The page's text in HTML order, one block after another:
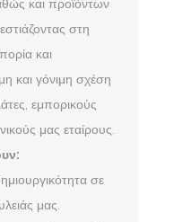
και προϊόντων
στη
και
και γόνιμη σχέση
εμπορικούς
μας εταίρους.
σε
μας.